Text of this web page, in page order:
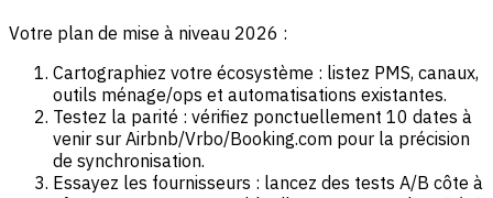
Votre plan de mise à niveau 2026 :
Cartographiez votre écosystème : listez PMS, canaux,
outils ménage/ops et automatisations existantes.
Testez la parité : vérifiez ponctuellement 10 dates à
venir sur Airbnb/Vrbo/Booking.com pour la précision
de synchronisation.
Essayez les fournisseurs : lancez des tests A/B côte à